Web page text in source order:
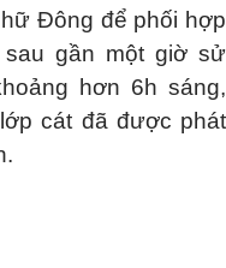
Đông để phối hợp
gần một giờ sử
hơn 6h sáng,
cát đã được phát